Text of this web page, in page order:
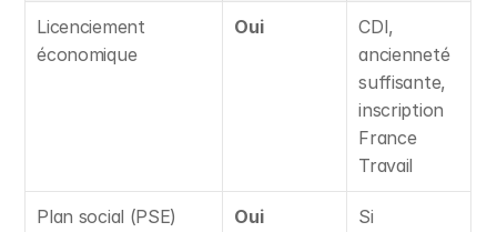
Licenciement
économique
Oui
CDI,
ancienneté
suffisante,
inscription
France
Travail
Plan social (PSE) Oui
Si